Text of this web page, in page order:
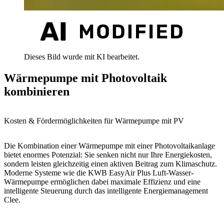
Dieses Bild wurde mit KI bearbeitet.
Wärmepumpe mit Photovoltaik
kombinieren
Kosten & Fördermöglichkeiten für Wärmepumpe mit PV
Die Kombination einer Wärmepumpe mit einer Photovoltaikanlage
bietet enormes Potenzial: Sie senken nicht nur Ihre Energiekosten,
sondern leisten gleichzeitig einen aktiven Beitrag zum Klimaschutz.
Moderne Systeme wie die KWB EasyAir Plus Luft-Wasser-
Wärmepumpe ermöglichen dabei maximale Effizienz und eine
intelligente Steuerung durch das intelligente Energiemanagement
Clee.